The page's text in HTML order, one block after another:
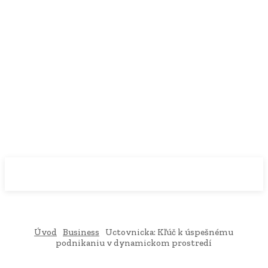
Úvod Business
Uctovnicka: Kľúč k úspešnému
podnikaniu v dynamickom prostredí